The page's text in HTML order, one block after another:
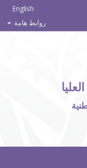
English
روابط هامة